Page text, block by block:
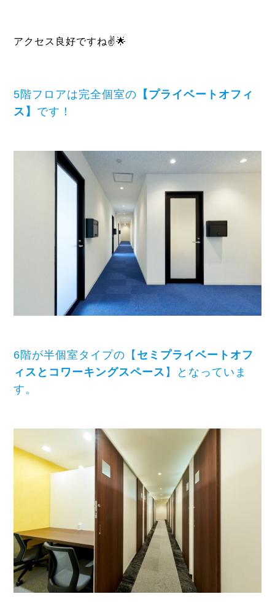
アクセス良好ですね✌️🌟
5階フロアは完全個室の 【プライベートオフィ
ス】 です！
6階が半個室タイプの【 セミプライベートオフ
ィスとコワーキングスペース 】となっていま
す。